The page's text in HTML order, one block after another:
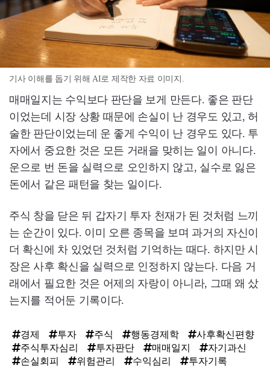
기사 이해를 돕기 위해 AI로 제작한 자료 이미지.
매매일지는 수익보다 판단을 보게 만든다. 좋은 판단
이었는데 시장 상황 때문에 손실이 난 경우도 있고, 허
술한 판단이었는데 운 좋게 수익이 난 경우도 있다. 투
자에서 중요한 것은 모든 거래을 맞히는 일이 아니다.
운으로 번 돈을 실력으로 오인하지 않고, 실수로 잃은
돈에서 같은 패턴을 찾는 일이다.
주식 창을 닫은 뒤 갑자기 투자 천재가 된 것처럼 느끼
는 순간이 있다. 이미 오른 종목을 보며 과거의 자신이
더 확신에 차 있었던 것처럼 기억하는 때다. 하지만 시
장은 사후 확신을 실력으로 인정하지 않는다. 다음 거
래에서 필요한 것은 어제의 자랑이 아니라, 그때 왜 샀
는지를 적어둔 기록이다.
경제 투자 주식 행동경제학
사후확신편향
주식투자심리
투자판단 매매일지
자기과신
손실회피
위험관리 수익심리 투자기록